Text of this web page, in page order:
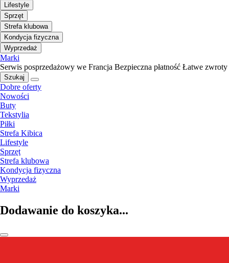
Lifestyle
Sprzęt
Strefa klubowa
Kondycja fizyczna
Wyprzedaż
Marki
Serwis posprzedażowy we Francja Bezpieczna płatność Łatwe zwroty
Szukaj
Dobre oferty
Nowości
Buty
Tekstylia
Piłki
Strefa Kibica
Lifestyle
Sprzęt
Strefa klubowa
Kondycja fizyczna
Wyprzedaż
Marki
Dodawanie do koszyka...